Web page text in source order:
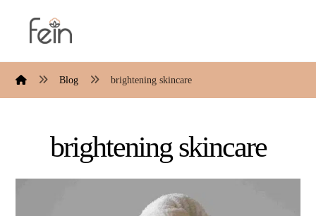
Blog brightening skincare
brightening skincare